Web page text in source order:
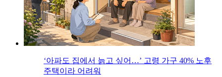
‘아파도 집에서 늙고 싶어…’ 고령 가구 40% 노후
주택이라 어려워